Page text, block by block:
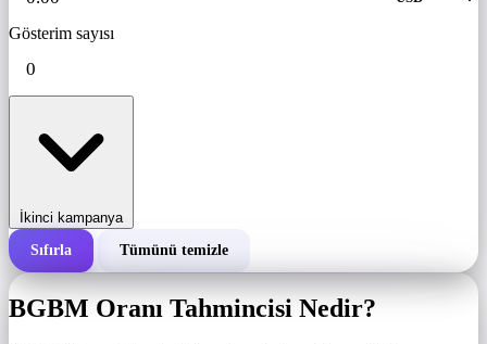
Gösterim sayısı
İkinci kampanya
Bir kampanyanın toplam maliyeti
Sıfırla Tümünü temizle
BGBM Oranı Tahmincisi Nedir?